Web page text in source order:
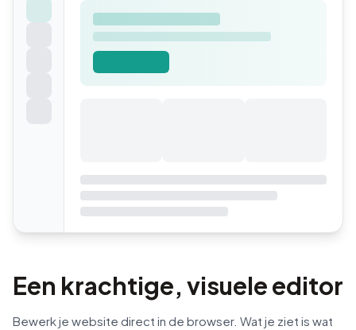
Een krachtige, visuele editor
Bewerk je website direct in de browser. Wat je ziet is wat